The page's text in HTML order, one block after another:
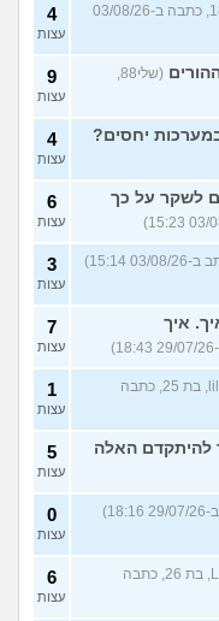
(שירה, בת 18, כתבה ב-03/08/26
4
עצות
(שלי88,
9
עצות
יחסים? 4
עצות
האם לשקר על כך
6
עצות
3
עצות
איך
7
עצות
(lili, בת 25, כתבה
1
עצות
להיתקדם האלה 5
עצות
0
עצות
(Lamali, בת 26, כתבה
6
עצות